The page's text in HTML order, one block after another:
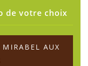
de votre choix
AUX